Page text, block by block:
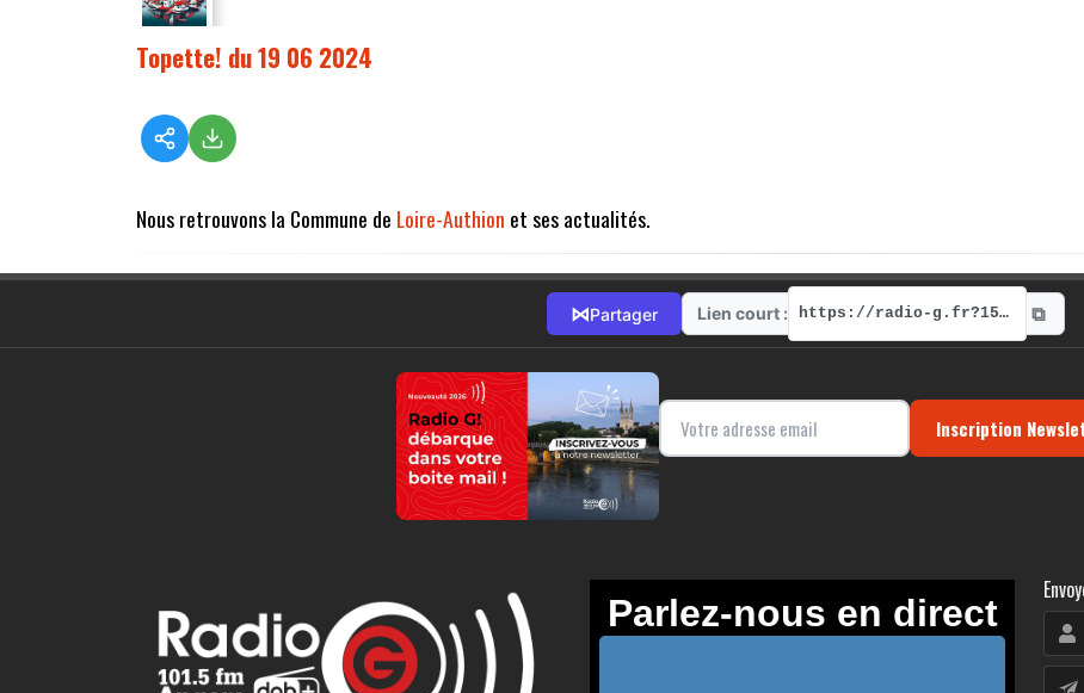
Topette! du 19 06 2024
Nous retrouvons la Commune de Loire-Authion et ses actualités.
⋈Partager Lien court : https://radio-g.fr?15060 ⧉
Inscription